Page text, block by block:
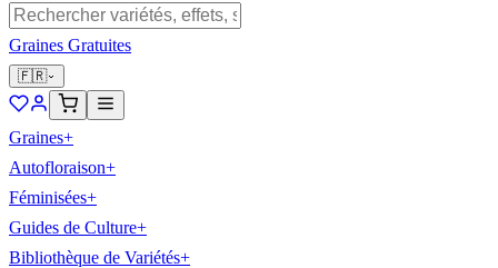
Graines Gratuites
🇫🇷
Graines+
Autofloraison+
Féminisées+
Guides de Culture+
Bibliothèque de Variétés+